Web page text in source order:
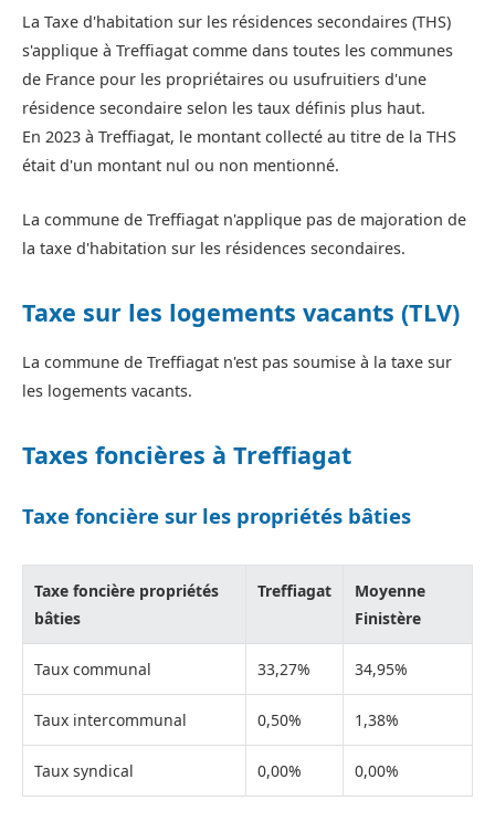
La Taxe d'habitation sur les résidences secondaires (THS)
s'applique à Treffiagat comme dans toutes les communes
de France pour les propriétaires ou usufruitiers d'une
résidence secondaire selon les taux définis plus haut.
En 2023 à Treffiagat, le montant collecté au titre de la THS
était d'un montant nul ou non mentionné.
La commune de Treffiagat n'applique pas de majoration de
la taxe d'habitation sur les résidences secondaires.
Taxe sur les logements vacants (TLV)
La commune de Treffiagat n'est pas soumise à la taxe sur
les logements vacants.
Taxes foncières à Treffiagat
Taxe foncière sur les propriétés bâties
Taxe foncière propriétés
bâties
Treffiagat
Moyenne
Finistère
Taux communal 33,27% 34,95%
Taux intercommunal 0,50% 1,38%
Taux syndical 0,00% 0,00%